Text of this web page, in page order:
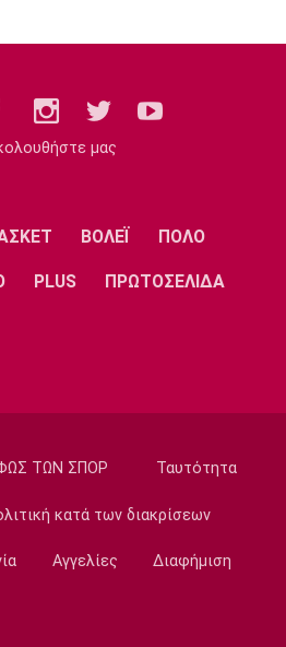
ο Κουλέτσοφ
Γιαννούλης
με τον Παγώνη
μας
ΒΟΛΕΪ ΠΟΛΟ
PLUS ΠΡΩΤΟΣΕΛΙΔΑ
ΤΩΝ ΣΠΟΡ Ταυτότητα
κατά των διακρίσεων
Αγγελίες Διαφήμιση